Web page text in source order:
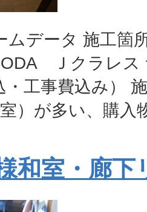
ータ 施工箇
Ｊクラレス
・工事費込み）
）が多い、購入
和室・廊下